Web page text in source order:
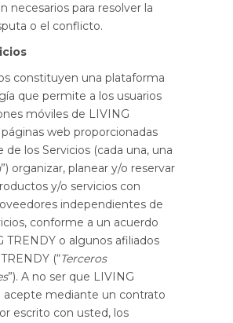
necesarios para resolver la
o el conflicto.
constituyen una plataforma
que permite a los usuarios
móviles de LIVING
web proporcionadas
de los Servicios (cada una, una
”) organizar, planear y/o reservar
y/o servicios con
independientes de
conforme a un acuerdo
TRENDY o algunos afiliados
(“Terceros
”). A no ser que LIVING
acepte mediante un contrato
escrito con usted, los